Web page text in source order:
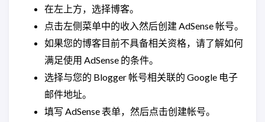
在左上方，选择博客。
点击左侧菜单中的收入然后创建 AdSense 帐号。
如果您的博客目前不具备相关资格，请了解如何
满足使用 AdSense 的条件。
选择与您的 Blogger 帐号相关联的 Google 电子
邮件地址。
填写 AdSense 表单，然后点击创建帐号。